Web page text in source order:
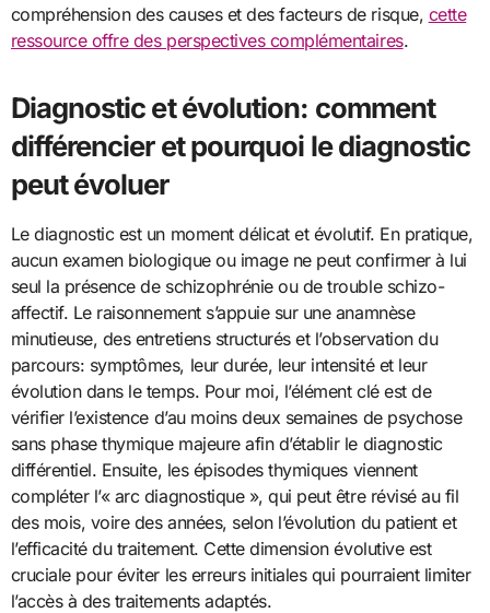
compréhension des causes et des facteurs de risque, cette
ressource offre des perspectives complémentaires.
Diagnostic et évolution: comment
différencier et pourquoi le diagnostic
peut évoluer
Le diagnostic est un moment délicat et évolutif. En pratique,
aucun examen biologique ou image ne peut confirmer à lui
seul la présence de schizophrénie ou de trouble schizo-
affectif. Le raisonnement s’appuie sur une anamnèse
minutieuse, des entretiens structurés et l’observation du
parcours: symptômes, leur durée, leur intensité et leur
évolution dans le temps. Pour moi, l’élément clé est de
vérifier l’existence d’au moins deux semaines de psychose
sans phase thymique majeure afin d’établir le diagnostic
différentiel. Ensuite, les épisodes thymiques viennent
compléter l’« arc diagnostique », qui peut être révisé au fil
des mois, voire des années, selon l’évolution du patient et
l’efficacité du traitement. Cette dimension évolutive est
cruciale pour éviter les erreurs initiales qui pourraient limiter
l’accès à des traitements adaptés.